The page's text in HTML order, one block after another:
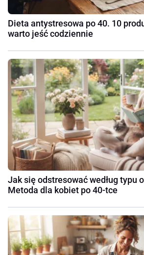
Dieta antystresowa po 40. 10
warto jeść codziennie
Jak się odstresować według typu
Metoda dla kobiet po 40-tce